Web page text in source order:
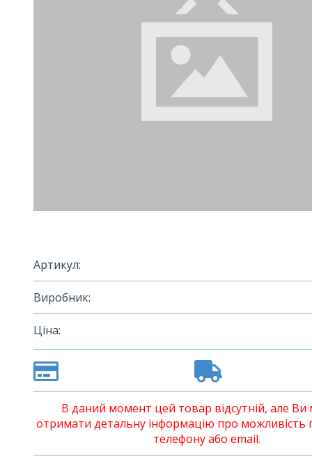
Артикул:
Виробник:
Ціна:
В даний момент цей товар відсутній, але
отримати детальну інформацію про можливість
телефону або email.